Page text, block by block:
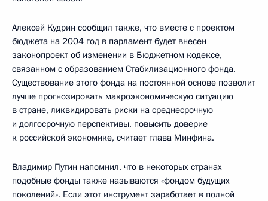
Алексей Кудрин сообщил также, что вместе с проектом
бюджета на 2004 год в парламент будет внесен
законопроект об изменении в Бюджетном кодексе,
связанном с образованием Стабилизационного фонда.
Существование этого фонда на постоянной основе позволит
лучше прогнозировать макроэкономическую ситуацию
в стране, ликвидировать риски на среднесрочную
и долгосрочную перспективы, повысить доверие
к российской экономике, считает глава Минфина.
Владимир Путин напомнил, что в некоторых странах
подобные фонды также называются «фондом будущих
поколений». Если этот инструмент заработает в полной